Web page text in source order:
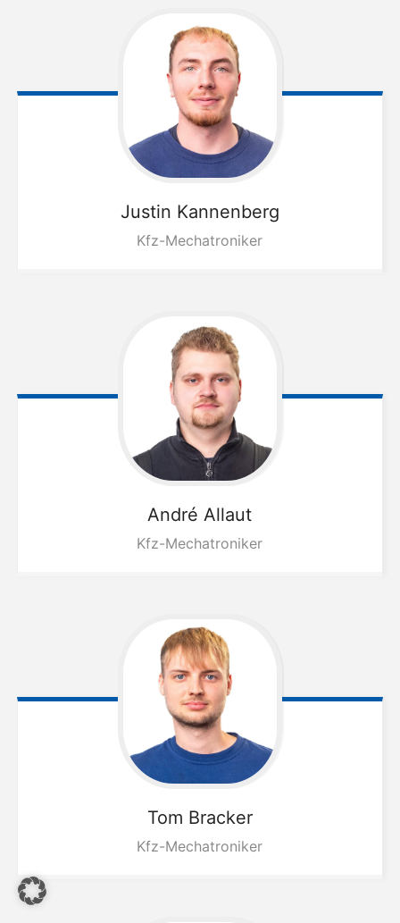
Justin Kannenberg
Kfz-Mechatroniker
André Allaut
Kfz-Mechatroniker
Tom Bracker
Kfz-Mechatroniker